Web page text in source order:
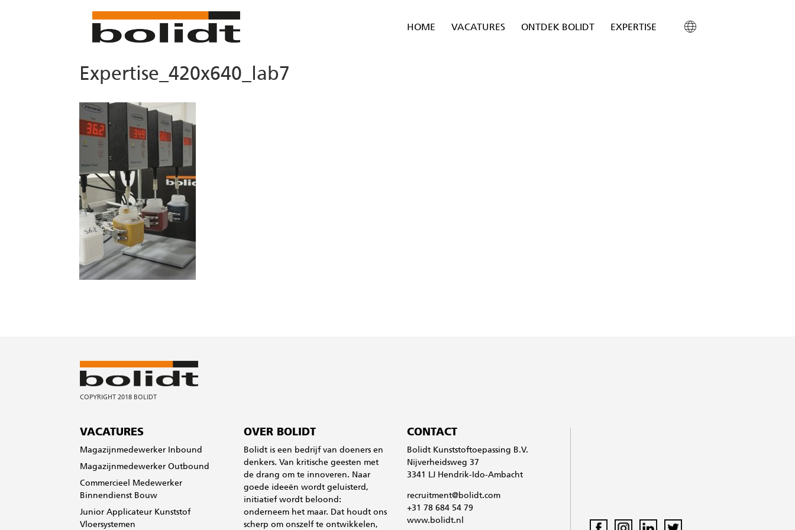
HOME VACATURES ONTDEK BOLIDT EXPERTISE
Expertise_420x640_lab7
VACATURES
Magazijnmedewerker Inbound
Magazijnmedewerker Outbound
Commercieel Medewerker
Binnendienst Bouw
Junior Applicateur Kunststof
Vloersystemen
OVER BOLIDT
Bolidt is een bedrijf van doeners en
denkers. Van kritische geesten met
de drang om te innoveren. Naar
goede ideeën wordt geluisterd,
initiatief wordt beloond:
onderneem het maar. Dat houdt ons
scherp om onszelf te ontwikkelen,
CONTACT
Bolidt Kunststoftoepassing B.V.
Nijverheidsweg 37
3341 LJ Hendrik-Ido-Ambacht
recruitment@bolidt.com
+31 78 684 54 79
www.bolidt.nl